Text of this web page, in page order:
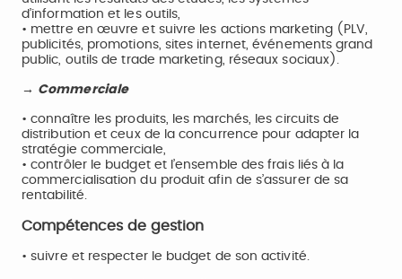
d’information et les outils,
• mettre en œuvre et suivre les actions marketing (PLV,
publicités, promotions, sites internet, événements grand
public, outils de trade marketing, réseaux sociaux).
→ Commerciale
• connaître les produits, les marchés, les circuits de
distribution et ceux de la concurrence pour adapter la
stratégie commerciale,
• contrôler le budget et l’ensemble des frais liés à la
commercialisation du produit afin de s’assurer de sa
rentabilité.
Compétences de gestion
• suivre et respecter le budget de son activité.